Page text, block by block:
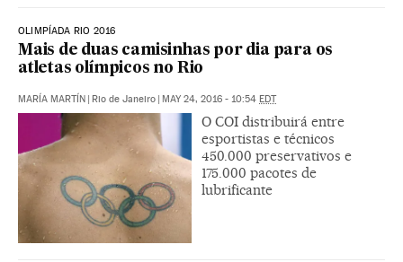
OLIMPÍADA RIO 2016
Mais de duas camisinhas por dia para os
atletas olímpicos no Rio
MARÍA MARTÍN | Rio de Janeiro | MAY 24, 2016 - 10:54 EDT
O COI distribuirá entre
esportistas e técnicos
450.000 preservativos e
175.000 pacotes de
lubrificante